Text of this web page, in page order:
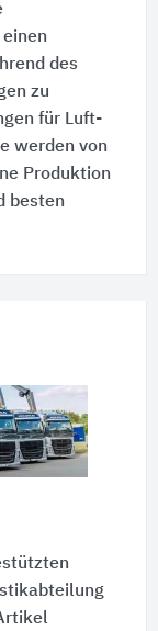
des
zu
für Luft-
werden von
Produktion
besten